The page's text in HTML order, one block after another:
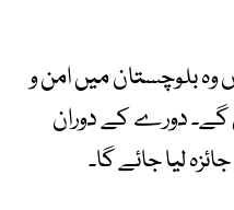
وہ بلوچستان میں امن و
دورے کے دوران
لیا جائے گا۔